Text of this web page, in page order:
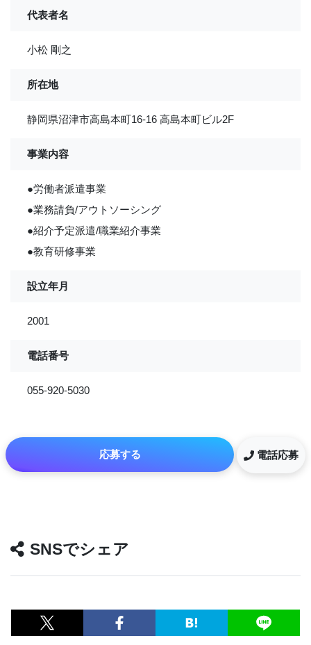
代表者名
小松 剛之
所在地
静岡県沼津市高島本町16-16 高島本町ビル2F
事業内容
●労働者派遣事業
●業務請負/アウトソーシング
●紹介予定派遣/職業紹介事業
●教育研修事業
設立年月
2001
電話番号
055-920-5030
応募する 電話応募
SNSでシェア